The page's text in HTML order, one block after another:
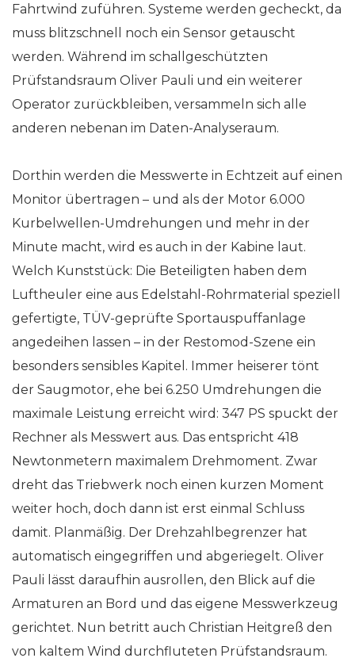
Fahrtwind zuführen. Systeme werden gecheckt, da
muss blitzschnell noch ein Sensor getauscht
werden. Während im schallgeschützten
Prüfstandsraum Oliver Pauli und ein weiterer
Operator zurückbleiben, versammeln sich alle
anderen nebenan im Daten-Analyseraum.
Dorthin werden die Messwerte in Echtzeit auf einen
Monitor übertragen – und als der Motor 6.000
Kurbelwellen-Umdrehungen und mehr in der
Minute macht, wird es auch in der Kabine laut.
Welch Kunststück: Die Beteiligten haben dem
Luftheuler eine aus Edelstahl-Rohrmaterial speziell
gefertigte, TÜV-geprüfte Sportauspuffanlage
angedeihen lassen – in der Restomod-Szene ein
besonders sensibles Kapitel. Immer heiserer tönt
der Saugmotor, ehe bei 6.250 Umdrehungen die
maximale Leistung erreicht wird: 347 PS spuckt der
Rechner als Messwert aus. Das entspricht 418
Newtonmetern maximalem Drehmoment. Zwar
dreht das Triebwerk noch einen kurzen Moment
weiter hoch, doch dann ist erst einmal Schluss
damit. Planmäßig. Der Drehzahlbegrenzer hat
automatisch eingegriffen und abgeriegelt. Oliver
Pauli lässt daraufhin ausrollen, den Blick auf die
Armaturen an Bord und das eigene Messwerkzeug
gerichtet. Nun betritt auch Christian Heitgreß den
von kaltem Wind durchfluteten Prüfstandsraum.